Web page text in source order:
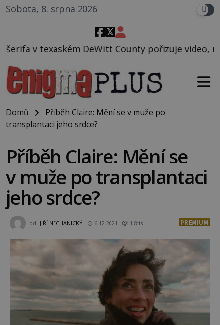
Sobota, 8. srpna 2026
County pořizuje video, na kterém před jeho
Domů
Příběh Claire: Mění se v muže po
transplantaci jeho srdce?
Příběh Claire: Mění se
v muže po transplantaci
jeho srdce?
od JIŘÍ NECHANICKÝ 6.12.2021 1.8tis PREMIUM